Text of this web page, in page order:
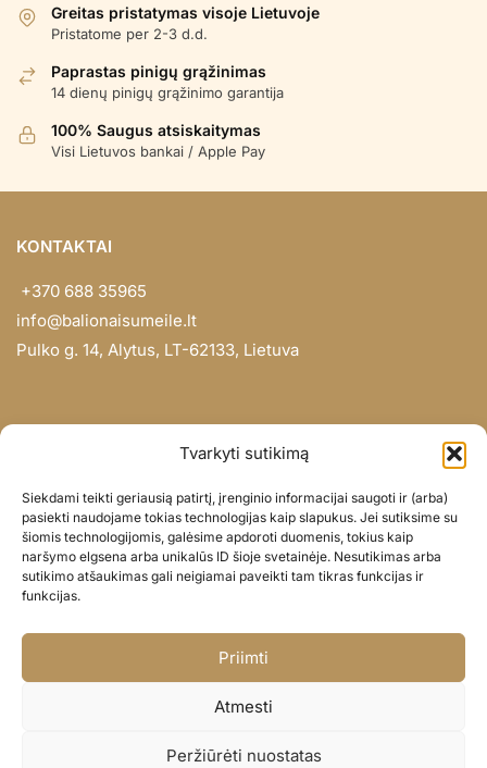
Tvarkyti sutikimą
Siekdami teikti geriausią patirtį, įrenginio informacijai saugoti ir (arba)
pasiekti naudojame tokias technologijas kaip slapukus. Jei sutiksime su
šiomis technologijomis, galėsime apdoroti duomenis, tokius kaip
naršymo elgsena arba unikalūs ID šioje svetainėje. Nesutikimas arba
sutikimo atšaukimas gali neigiamai paveikti tam tikras funkcijas ir
funkcijas.
Priimti
Atmesti
Peržiūrėti nuostatas
Greitas pristatymas visoje Lietuvoje
Pristatome per 2-3 d.d.
Paprastas pinigų grąžinimas
14 dienų pinigų grąžinimo garantija
100% Saugus atsiskaitymas
Visi Lietuvos bankai / Apple Pay
KONTAKTAI
+370 688 35965
info@balionaisumeile.lt
Pulko g. 14, Alytus, LT-62133, Lietuva
Didmena
Darbų portfolio
Privatumo politika
Parduotuvės politika